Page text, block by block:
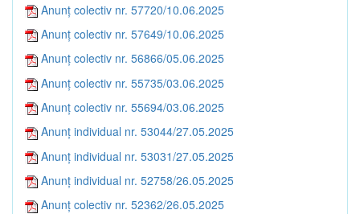
Anunț colectiv nr. 57720/10.06.2025
Anunț colectiv nr. 57649/10.06.2025
Anunț colectiv nr. 56866/05.06.2025
Anunț colectiv nr. 55735/03.06.2025
Anunț colectiv nr. 55694/03.06.2025
Anunț individual nr. 53044/27.05.2025
Anunț individual nr. 53031/27.05.2025
Anunț individual nr. 52758/26.05.2025
Anunț colectiv nr. 52362/26.05.2025